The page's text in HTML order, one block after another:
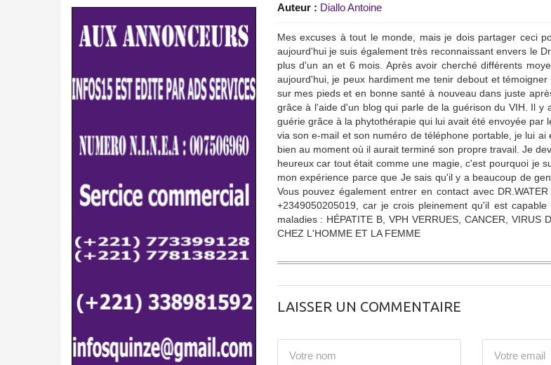
Auteur : Diallo Antoine
Mes excuses à tout le monde, mais je dois partager ceci
aujourd'hui je suis également très reconnaissant envers le
plus d'un an et 6 mois. Après avoir cherché différents
aujourd'hui, je peux hardiment me tenir debout et
sur mes pieds et en bonne santé à nouveau dans juste
grâce à l'aide d'un blog qui parle de la guérison du VIH. Il
guérie grâce à la phytothérapie qui lui avait été envoyée
via son e-mail et son numéro de téléphone portable, je lui
bien au moment où il aurait terminé son propre travail. Je
heureux car tout était comme une magie, c'est pourquoi je
mon expérience parce que Je sais qu'il y a beaucoup de
Vous pouvez également entrer en contact avec
+2349050205019, car je crois pleinement qu'il est
maladies : HÉPATITE B, VPH VERRUES, CANCER,
CHEZ L'HOMME ET LA FEMME
LAISSER UN COMMENTAIRE